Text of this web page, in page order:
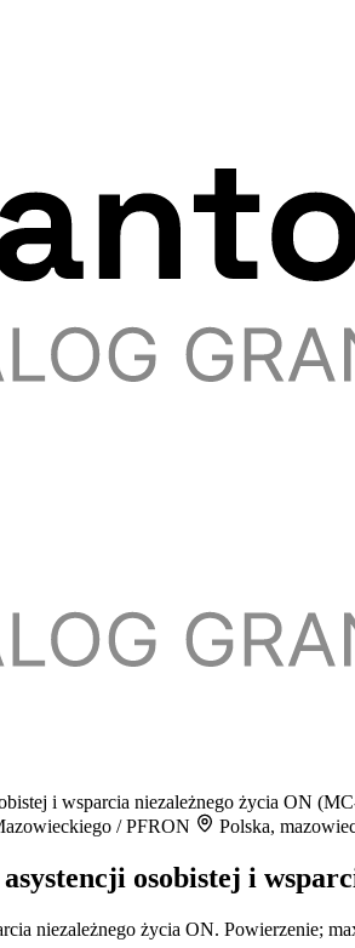
i wsparcia niezależnego życia ON
/ PFRON
Polska,
osobistej i
niezależnego życia ON. Powierzenie;